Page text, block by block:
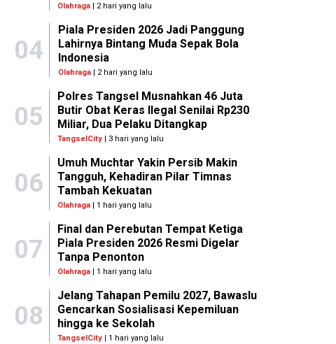
Olahraga | 2 hari yang lalu
04
Piala Presiden 2026 Jadi Panggung
Lahirnya Bintang Muda Sepak Bola
Indonesia
Olahraga| 2 hari yang lalu
05
Polres Tangsel Musnahkan 46 Juta
Butir Obat Keras Ilegal Senilai Rp230
Miliar, Dua Pelaku Ditangkap
TangselCity | 3 hari yang lalu
06
Umuh Muchtar Yakin Persib Makin
Tangguh, Kehadiran Pilar Timnas
Tambah Kekuatan
Olahraga | 1 hari yang lalu
07
Final dan Perebutan Tempat Ketiga
Piala Presiden 2026 Resmi Digelar
Tanpa Penonton
Olahraga | 1 hari yang lalu
08
Jelang Tahapan Pemilu 2027, Bawaslu
Gencarkan Sosialisasi Kepemiluan
hingga ke Sekolah
TangselCity | 1 hari yang lalu